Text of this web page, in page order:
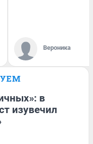
Вероника
в
изувечил